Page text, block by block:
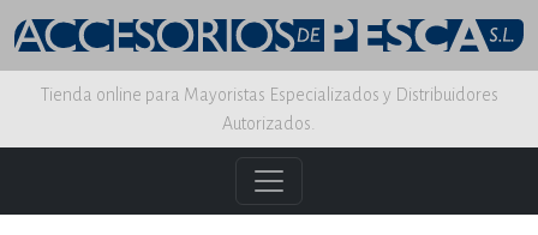
Tienda online para Mayoristas Especializados y Distribuidores
Autorizados.